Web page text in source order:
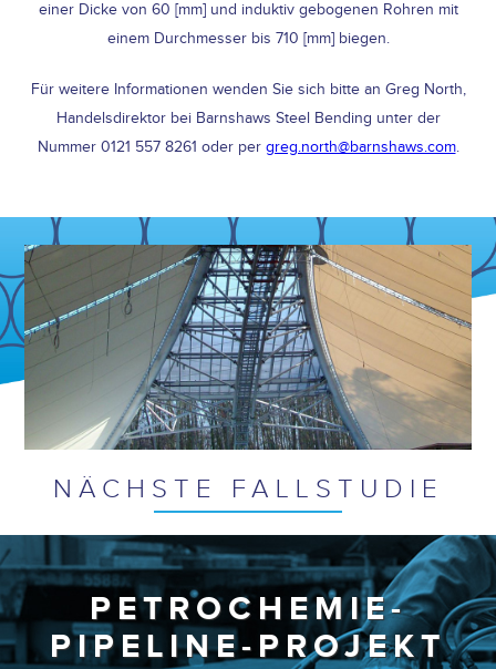
einer Dicke von 60 [mm] und induktiv gebogenen Rohren mit
einem Durchmesser bis 710 [mm] biegen.
Für weitere Informationen wenden Sie sich bitte an Greg North,
Handelsdirektor bei Barnshaws Steel Bending unter der
Nummer 0121 557 8261 oder per greg.north@barnshaws.com.
NÄCHSTE FALLSTUDIE
PETROCHEMIE-
PIPELINE-PROJEKT